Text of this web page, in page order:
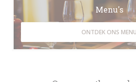
Menu's
ONTDEK ONS MENU